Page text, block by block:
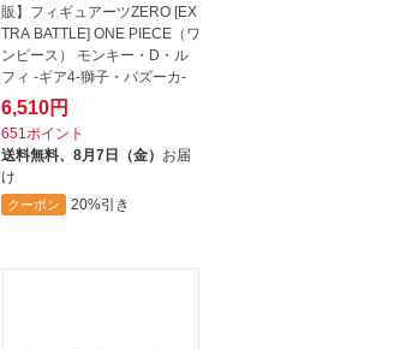
販】フィギュアーツZERO [EX
TRA BATTLE] ONE PIECE（ワ
ンピース） モンキー・D・ル
フィ -ギア4-獅子・バズーカ-
6,510円
651ポイント
送料無料、 8月7日（金） お届
け
クーポン 20%引き